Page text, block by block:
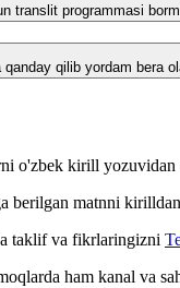
translit programmasi
qilib yordam bera
o'zbek kirill
matnni
taklif va fikrlaringizni
ham kanal va